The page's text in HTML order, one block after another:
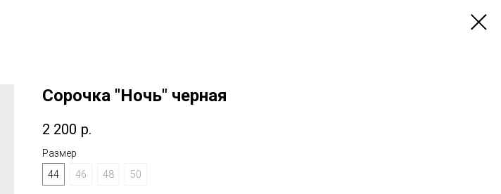
Сорочка "Ночь" черная
2 200 р.
Размер
44
46 48 50